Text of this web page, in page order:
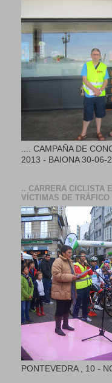
.... CAMPAÑA DE
2013 - BAIONA 30-06-
.. CARRERA CICLISTA
VÍCTIMAS DE TRÁFICO
PONTEVEDRA , 10 -